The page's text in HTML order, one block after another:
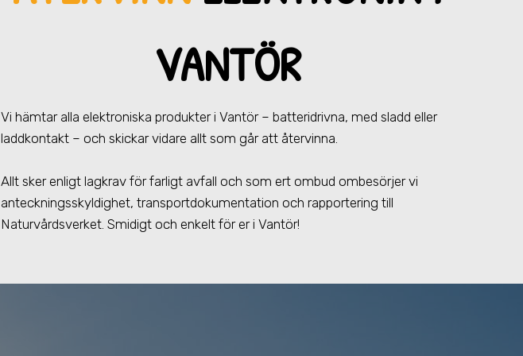
VANTÖR
Vi hämtar alla elektroniska produkteri Vantör – batteridrivna, med sladd eller
laddkontakt – och skickar vidare allt som går att återvinna.
Allt sker enligt lagkrav för farligt avfall och som ert ombud ombesörjer vi
anteckningsskyldighet, transportdokumentation och rapportering till
Naturvårdsverket. Smidigt och enkelt för eri Vantör!